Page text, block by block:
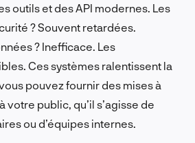
outils et des API modernes. Les
? Souvent retardées.
? Inefficace. Les
Ces systèmes ralentissent la
pouvez fournir des mises à
votre public, qu’il s’agisse de
ou d’équipes internes.